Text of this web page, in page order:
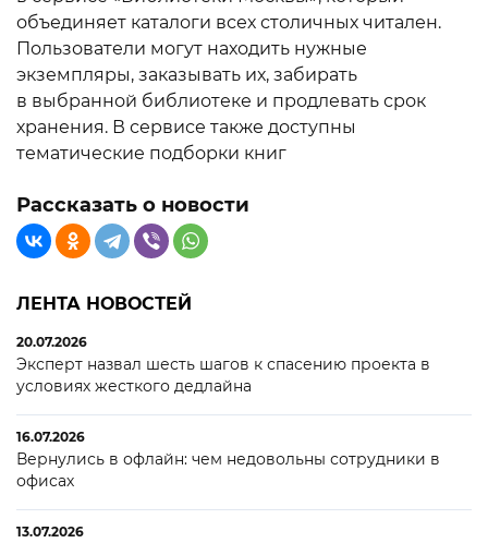
объединяет каталоги всех столичных читален.
Пользователи могут находить нужные
экземпляры, заказывать их, забирать
в выбранной библиотеке и продлевать срок
хранения. В сервисе также доступны
тематические подборки книг
Рассказать о новости
ЛЕНТА НОВОСТЕЙ
20.07.2026
Эксперт назвал шесть шагов к спасению проекта в
условиях жесткого дедлайна
16.07.2026
Вернулись в офлайн: чем недовольны сотрудники в
офисах
13.07.2026